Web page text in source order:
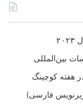
بین‌المللی
هفته کوچینگ
زیرنویس فارسی)